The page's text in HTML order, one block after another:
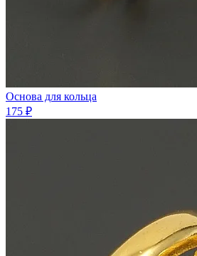
Основа для кольца
175 ₽